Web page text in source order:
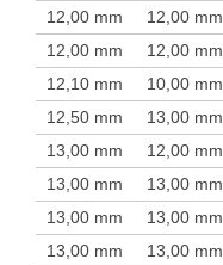
12,00 mm
12,00 mm
12,00 mm
12,00 mm
12,10 mm
10,00 mm
12,50 mm
13,00 mm
13,00 mm
12,00 mm
13,00 mm
13,00 mm
13,00 mm
13,00 mm
13,00 mm
13,00 mm